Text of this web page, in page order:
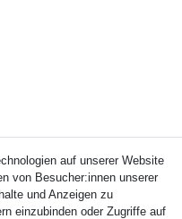
auf unserer Website
von Besucher:innen unserer
und Anzeigen zu
einzubinden oder Zugriffe auf